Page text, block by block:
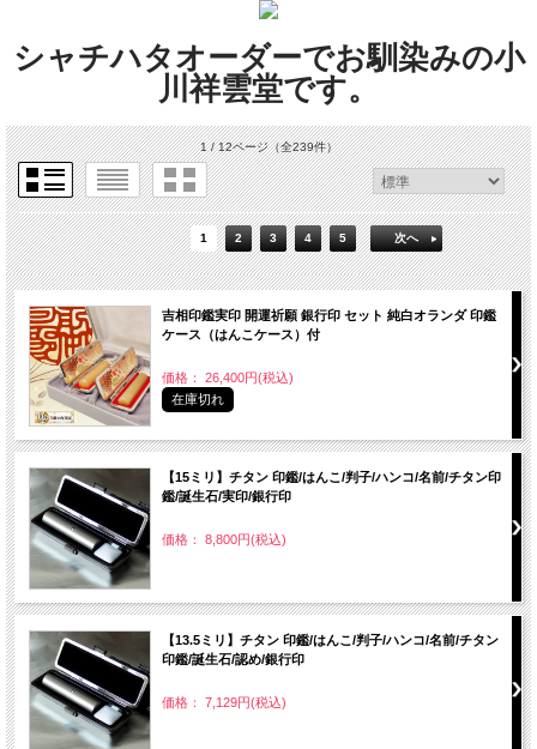
シャチハタオーダーでお馴染みの小
川祥雲堂です。
1 / 12ページ（全239件）
1 2 3 4 5 次へ
吉相印鑑実印 開運祈願 銀行印 セット 純白オランダ 印鑑
ケース（はんこケース）付
価格： 26,400円(税込)
在庫切れ
【15ミリ】チタン 印鑑/はんこ/判子/ハンコ/名前/チタン印
鑑/誕生石/実印/銀行印
価格： 8,800円(税込)
【13.5ミリ】チタン 印鑑/はんこ/判子/ハンコ/名前/チタン
印鑑/誕生石/認め/銀行印
価格： 7,129円(税込)